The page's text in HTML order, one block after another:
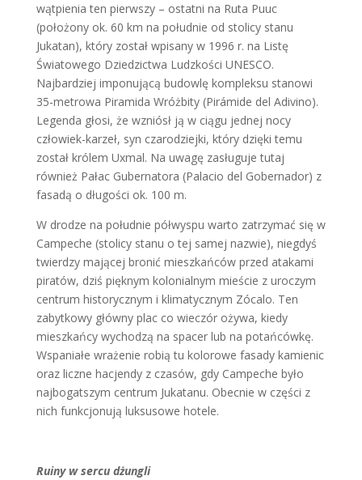
wątpienia ten pierwszy – ostatni na Ruta Puuc
(położony ok. 60 km na południe od stolicy stanu
Jukatan), który został wpisany w 1996 r. na Listę
Światowego Dziedzictwa Ludzkości UNESCO.
Najbardziej imponującą budowlę kompleksu stanowi
35-metrowa Piramida Wróżbity (Pirámide del Adivino).
Legenda głosi, że wzniósł ją w ciągu jednej nocy
człowiek-karzeł, syn czarodziejki, który dzięki temu
został królem Uxmal. Na uwagę zasługuje tutaj
również Pałac Gubernatora (Palacio del Gobernador) z
fasadą o długości ok. 100 m.
W drodze na południe półwyspu warto zatrzymać się w
Campeche (stolicy stanu o tej samej nazwie), niegdyś
twierdzy mającej bronić mieszkańców przed atakami
piratów, dziś pięknym kolonialnym mieście z uroczym
centrum historycznym i klimatycznym Zócalo. Ten
zabytkowy główny plac co wieczór ożywa, kiedy
mieszkańcy wychodzą na spacer lub na potańcówkę.
Wspaniałe wrażenie robią tu kolorowe fasady kamienic
oraz liczne hacjendy z czasów, gdy Campeche było
najbogatszym centrum Jukatanu. Obecnie w części z
nich funkcjonują luksusowe hotele.
Ruiny w sercu dżungli